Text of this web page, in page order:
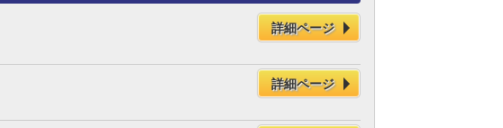
詳細ページ
詳細ページ